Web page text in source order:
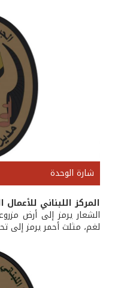
شارة الوحدة
المركز اللبناني للأعمال
الشعار يرمز إلى أرض
لغم، مثلث أحمر يرمز إلى